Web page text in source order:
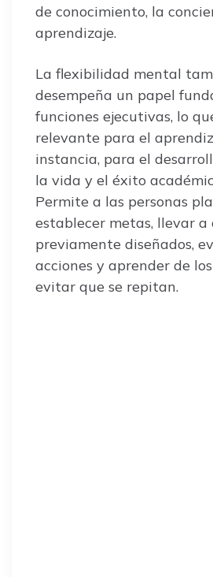
de conocimiento, la
aprendizaje.
La flexibilidad mental
desempeña un papel
funciones ejecutivas, lo
relevante para el
instancia, para el
la vida y el éxito
Permite a las personas
establecer metas, llevar a
previamente diseñados,
acciones y aprender de
evitar que se repitan.